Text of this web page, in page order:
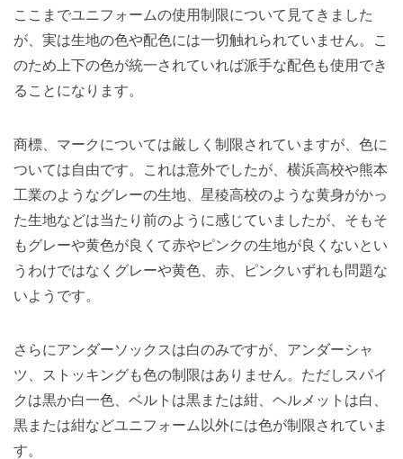
ここまでユニフォームの使用制限について見てきました
が、実は生地の色や配色には一切触れられていません。こ
のため上下の色が統一されていれば派手な配色も使用でき
ることになります。
商標、マークについては厳しく制限されていますが、色に
ついては自由です。これは意外でしたが、横浜高校や熊本
工業のようなグレーの生地、星稜高校のような黄身がかっ
た生地などは当たり前のように感じていましたが、そもそ
もグレーや黄色が良くて赤やピンクの生地が良くないとい
うわけではなくグレーや黄色、赤、ピンクいずれも問題な
いようです。
さらにアンダーソックスは白のみですが、アンダーシャ
ツ、ストッキングも色の制限はありません。ただしスパイ
クは黒か白一色、ベルトは黒または紺、ヘルメットは白、
黒または紺などユニフォーム以外には色が制限されていま
す。